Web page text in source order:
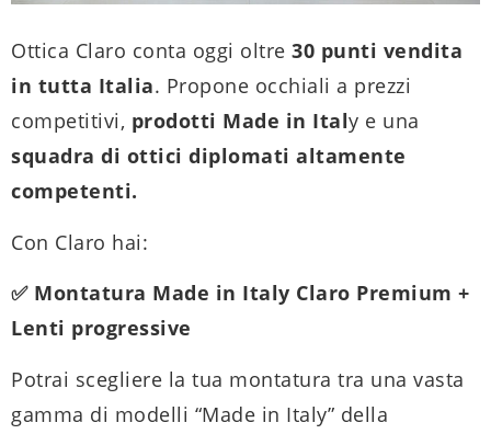
Ottica Claro conta oggi oltre 30 punti vendita
in tutta Italia. Propone occhiali a prezzi
competitivi, prodotti Made in Italy e una
squadra di ottici diplomati altamente
competenti.
Con Claro hai:
✅ Montatura Made in Italy Claro Premium +
Lenti progressive
Potrai scegliere la tua montatura tra una vasta
gamma di modelli “Made in Italy” della